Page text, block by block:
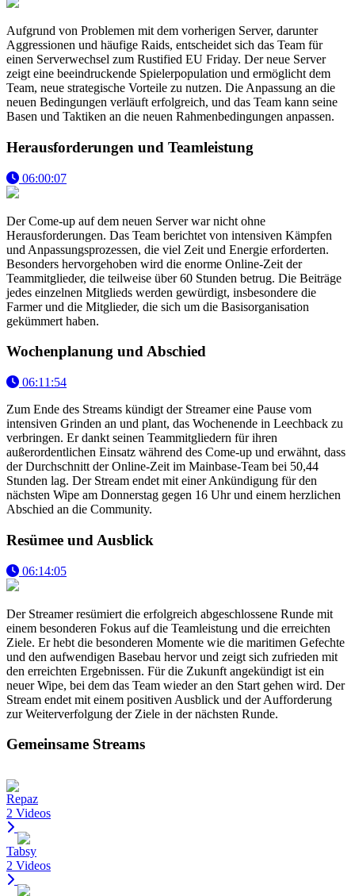
Aufgrund von Problemen mit dem vorherigen Server, darunter
Aggressionen und häufige Raids, entscheidet sich das Team für
einen Serverwechsel zum Rustified EU Friday. Der neue Server
zeigt eine beeindruckende Spielerpopulation und ermöglicht dem
Team, neue strategische Vorteile zu nutzen. Die Anpassung an die
neuen Bedingungen verläuft erfolgreich, und das Team kann seine
Basen und Taktiken an die neuen Rahmenbedingungen anpassen.
Herausforderungen und Teamleistung
06:00:07
Der Come-up auf dem neuen Server war nicht ohne
Herausforderungen. Das Team berichtet von intensiven Kämpfen
und Anpassungsprozessen, die viel Zeit und Energie erforderten.
Besonders hervorgehoben wird die enorme Online-Zeit der
Teammitglieder, die teilweise über 60 Stunden betrug. Die Beiträge
jedes einzelnen Mitglieds werden gewürdigt, insbesondere die
Farmer und die Mitglieder, die sich um die Basisorganisation
gekümmert haben.
Wochenplanung und Abschied
06:11:54
Zum Ende des Streams kündigt der Streamer eine Pause vom
intensiven Grinden an und plant, das Wochenende in Leechback zu
verbringen. Er dankt seinen Teammitgliedern für ihren
außerordentlichen Einsatz während des Come-up und erwähnt, dass
der Durchschnitt der Online-Zeit im Mainbase-Team bei 50,44
Stunden lag. Der Stream endet mit einer Ankündigung für den
nächsten Wipe am Donnerstag gegen 16 Uhr und einem herzlichen
Abschied an die Community.
Resümee und Ausblick
06:14:05
Der Streamer resümiert die erfolgreich abgeschlossene Runde mit
einem besonderen Fokus auf die Teamleistung und die erreichten
Ziele. Er hebt die besonderen Momente wie die maritimen Gefechte
und den aufwendigen Basebau hervor und zeigt sich zufrieden mit
den erreichten Ergebnissen. Für die Zukunft angekündigt ist ein
neuer Wipe, bei dem das Team wieder an den Start gehen wird. Der
Stream endet mit einem positiven Ausblick und der Aufforderung
zur Weiterverfolgung der Ziele in der nächsten Runde.
Gemeinsame Streams
Repaz
2 Videos
Tabsy
2 Videos